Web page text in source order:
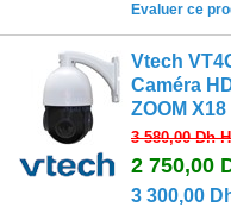
Evaluer ce
Vtech
Caméra
ZOOM X18
3 580,00 Dh
2 750,00
3 300,00